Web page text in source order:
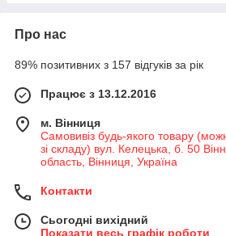
Про нас
89% позитивних з 157 відгуків за рік
Працює з 13.12.2016
м. Вінниця
Самовивіз будь-якого товару
зі складу) вул. Келецька, б. 50
область, Вінниця, Україна
Контакти
Сьогодні вихідний
Показати весь графік роботи